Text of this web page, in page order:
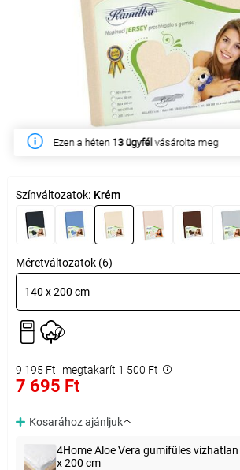
Ezen a héten 13 ügyfél vásárolta meg
Színváltozatok: Krém
Méretváltozatok (6)
140 x 200 cm
9 195 Ft megtakarít 1 500 Ft
7 695 Ft
Kosarához ajánljuk
4Home Aloe Vera gumifüles
x 200 cm